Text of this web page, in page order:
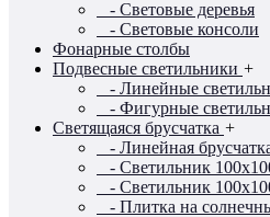
- Световые деревья
- Световые консоли
Фонарные столбы
Подвесные светильники +
- Линейные
- Фигурные
Светящаяся брусчатка +
- Линейная
- Светильник
- Светильник
- Плитка на